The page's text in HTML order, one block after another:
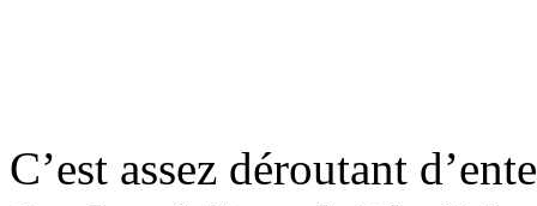
C’est assez déroutant